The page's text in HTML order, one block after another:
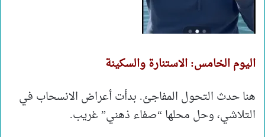
اليوم الخامس: الاستنارة والسكينة
هنا حدث التحول المفاجئ. بدأت أعراض الانسحاب في
التلاشي، وحل محلها “صفاء ذهني” غريب.